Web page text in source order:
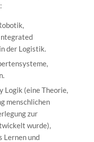
der Logistik.
Logik (eine Theorie,
menschlichen
zur
wurde),
Lernen und